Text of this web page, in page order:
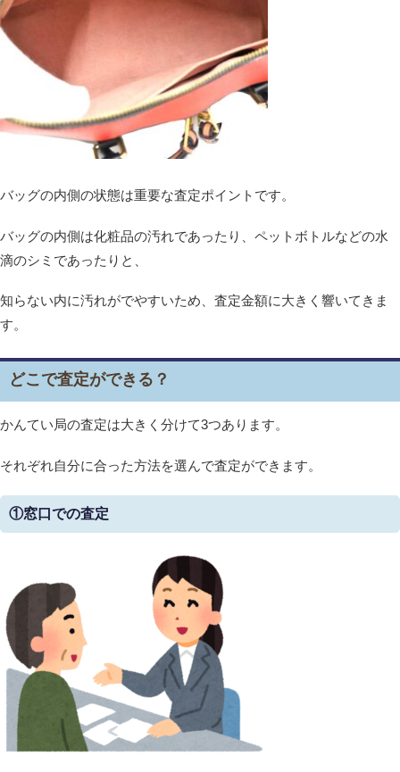
バッグの内側の状態は重要な査定ポイントです。
バッグの内側は化粧品の汚れであったり、ペットボトルなどの水
滴のシミであったりと、
知らない内に汚れがでやすいため、査定金額に大きく響いてきま
す。
どこで査定ができる？
かんてい局の査定は大きく分けて3つあります。
それぞれ自分に合った方法を選んで査定ができます。
①窓口での査定